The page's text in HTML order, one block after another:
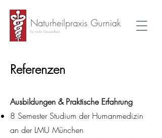
für mehr Gesundheit
Naturheilpraxis Gurniak
Referenzen
Ausbildungen & Praktische Erfahrung
8 Semester Studium der Humanmedizin
an der LMU München